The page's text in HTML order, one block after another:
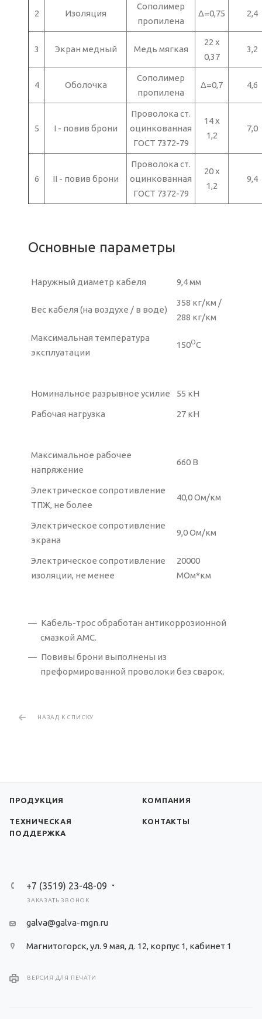
2 Изоляция
Сополимер
пропилена
Δ=0,75 2,4
3 Экран медный Медь мягкая
22 х
0,37
3,2
4 Оболочка
Сополимер
пропилена
Δ=0,7 4,6
5 I - повив брони
Проволока ст.
оцинкованная
ГОСТ 7372-79
14 х
1,2
7,0
6 II - повив брони
Проволока ст.
оцинкованная
ГОСТ 7372-79
20 х
1,2
9,4
Основные параметры
Наружный диаметр кабеля 9,4 мм
Вес кабеля (на воздухе / в воде)
358 кг/км /
288 кг/км
Максимальная температура
эксплуатации
150ОС
Номинальное разрывное усилие 55 кН
Рабочая нагрузка 27 кН
Максимальное рабочее
напряжение
660 В
Электрическое сопротивление
ТПЖ, не более
40,0 Ом/км
Электрическое сопротивление
экрана
9,0 Ом/км
Электрическое сопротивление
изоляции, не менее
20000
МОм*км
Кабель-трос обработан антикоррозионной
смазкой АМС.
Повивы брони выполнены из
преформированной проволоки без сварок.
НАЗАД К СПИСКУ
ПРОДУКЦИЯ КОМПАНИЯ
ТЕХНИЧЕСКАЯ
ПОДДЕРЖКА
КОНТАКТЫ
+7 (3519) 23-48-09
ЗАКАЗАТЬ ЗВОНОК
galva@galva-mgn.ru
Магнитогорск, ул. 9 мая, д. 12, корпус 1, кабинет 1
ВЕРСИЯ ДЛЯ ПЕЧАТИ